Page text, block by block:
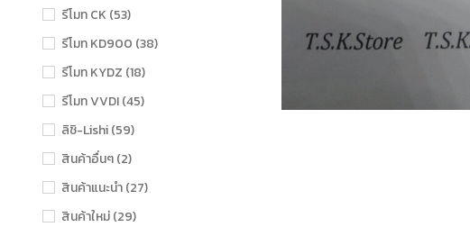
รีโมท CK (53)
รีโมท KD900 (38)
รีโมท KYDZ (18)
รีโมท VVDI (45)
ลิชิ-Lishi (59)
สินค้าอื่นๆ (2)
สินค้าแนะนำ (27)
สินค้าใหม่ (29)